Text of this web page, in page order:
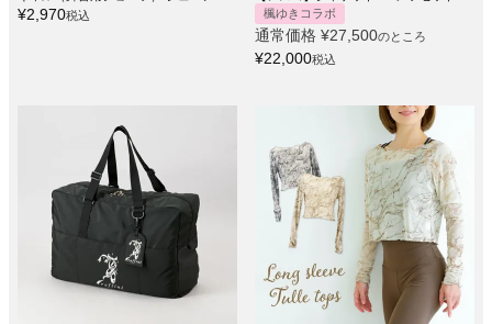
¥2,970税込
楓ゆきコラボ
通常価格 ¥27,500のところ
¥22,000税込